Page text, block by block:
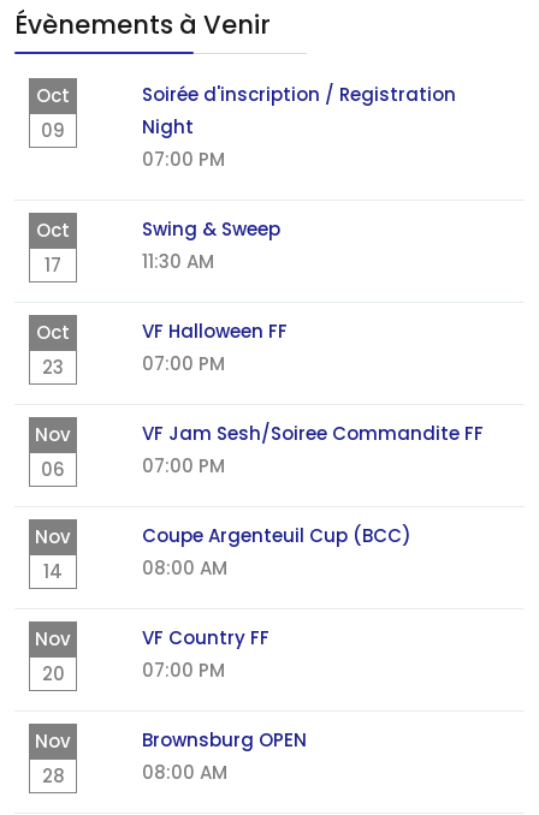
Évènements à Venir
Oct
09
Soirée d'inscription / Registration
Night
07:00 PM
Oct
17
Swing & Sweep
11:30 AM
Oct
23
VF Halloween FF
07:00 PM
Nov
06
VF Jam Sesh/Soiree Commandite FF
07:00 PM
Nov
14
Coupe Argenteuil Cup (BCC)
08:00 AM
Nov
20
VF Country FF
07:00 PM
Nov
28
Brownsburg OPEN
08:00 AM